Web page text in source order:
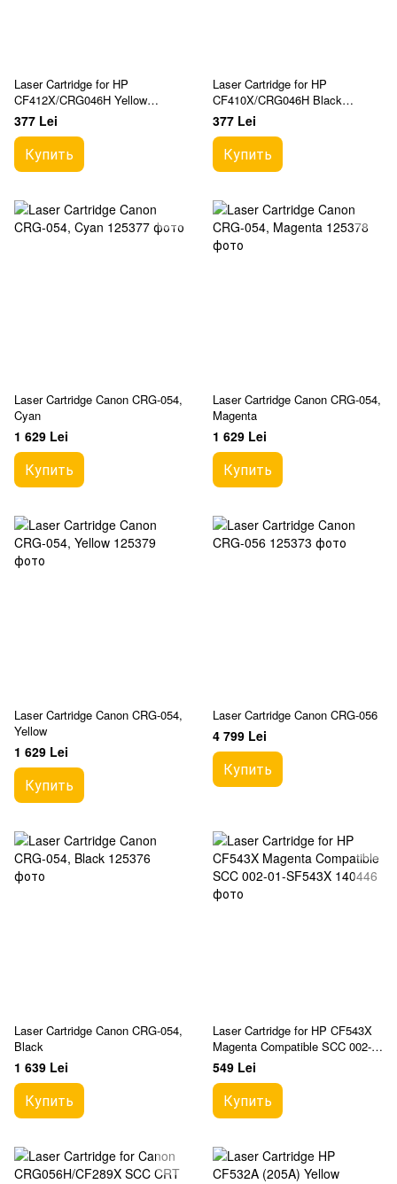
Laser Cartridge for HP
CF412X/CRG046H Yellow
Compatible KT
377 Lei
Купить
Laser Cartridge for HP
CF410X/CRG046H Black
Compatible KT
377 Lei
Купить
Laser Cartridge Canon CRG-054,
Cyan
1 629 Lei
Купить
Laser Cartridge Canon CRG-054,
Magenta
1 629 Lei
Купить
Laser Cartridge Canon CRG-054,
Yellow
1 629 Lei
Купить
Laser Cartridge Canon CRG-056
4 799 Lei
Купить
Laser Cartridge Canon CRG-054,
Black
1 639 Lei
Купить
Laser Cartridge for HP CF543X
Magenta Compatible SCC 002-
01-SF543X
549 Lei
Купить